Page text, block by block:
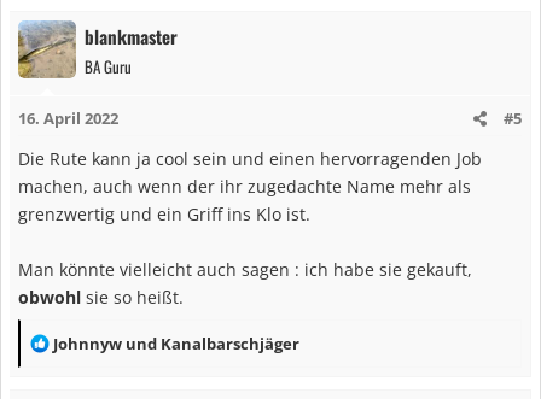
a
k
t
o
n
e
blankmaster
BA Guru
16. April 2022 #5
Die Rute kann ja cool sein und einen hervorragenden Job
machen, auch wenn der ihr zugedachte Name mehr als
grenzwertig und ein Griff ins Klo ist.
Man könnte vielleicht auch sagen : ich habe sie gekauft,
obwohl sie so heißt.
R
Johnnyw und Kanalbarschjäger